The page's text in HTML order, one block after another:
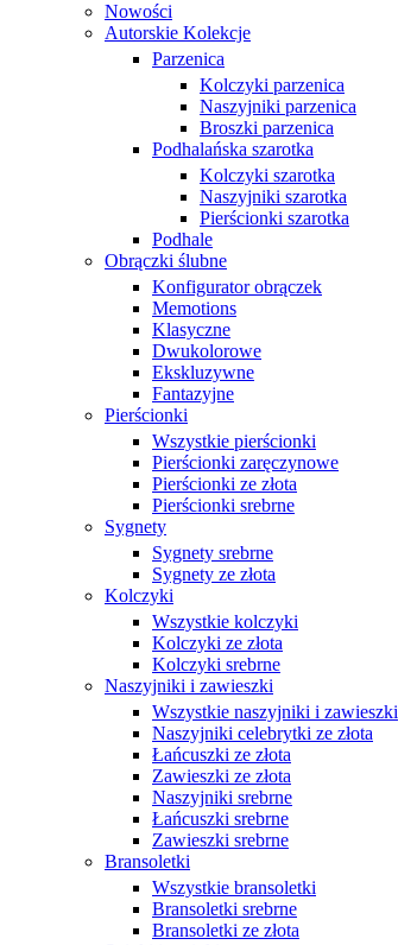
Nowości
Autorskie Kolekcje
Parzenica
Kolczyki parzenica
Naszyjniki parzenica
Broszki parzenica
Podhalańska szarotka
Kolczyki szarotka
Naszyjniki szarotka
Pierścionki szarotka
Podhale
Obrączki ślubne
Konfigurator obrączek
Memotions
Klasyczne
Dwukolorowe
Ekskluzywne
Fantazyjne
Pierścionki
Wszystkie pierścionki
Pierścionki zaręczynowe
Pierścionki ze złota
Pierścionki srebrne
Sygnety
Sygnety srebrne
Sygnety ze złota
Kolczyki
Wszystkie kolczyki
Kolczyki ze złota
Kolczyki srebrne
Naszyjniki i zawieszki
Wszystkie naszyjniki i zawieszki
Naszyjniki celebrytki ze złota
Łańcuszki ze złota
Zawieszki ze złota
Naszyjniki srebrne
Łańcuszki srebrne
Zawieszki srebrne
Bransoletki
Wszystkie bransoletki
Bransoletki srebrne
Bransoletki ze złota